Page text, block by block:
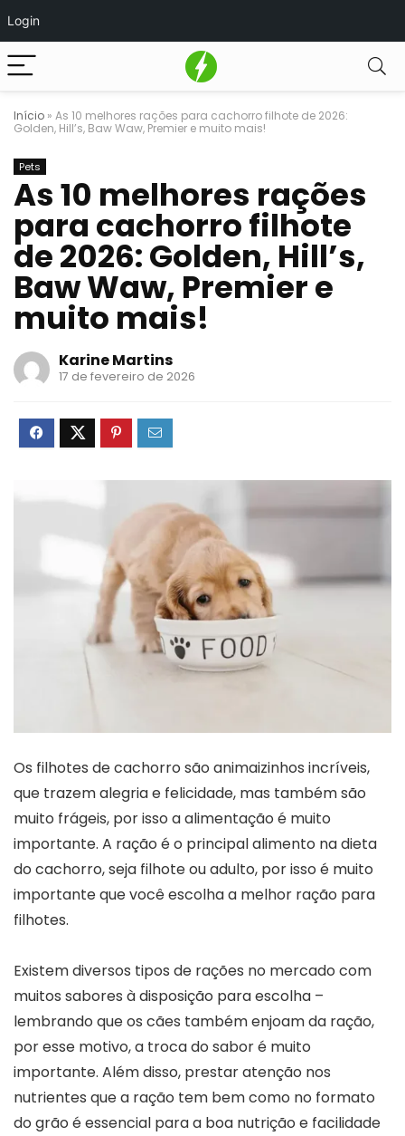
Login
Início » As 10 melhores rações para cachorro filhote de 2026:
Golden, Hill’s, Baw Waw, Premier e muito mais!
Pets
As 10 melhores rações
para cachorro filhote
de 2026: Golden, Hill’s,
Baw Waw, Premier e
muito mais!
Karine Martins
17 de fevereiro de 2026
Os filhotes de cachorro são animaizinhos incríveis,
que trazem alegria e felicidade, mas também são
muito frágeis, por isso a alimentação é muito
importante. A ração é o principal alimento na dieta
do cachorro, seja filhote ou adulto, por isso é muito
importante que você escolha a melhor ração para
filhotes.
Existem diversos tipos de rações no mercado com
muitos sabores à disposição para escolha –
lembrando que os cães também enjoam da ração,
por esse motivo, a troca do sabor é muito
importante. Além disso, prestar atenção nos
nutrientes que a ração tem bem como no formato
do grão é essencial para a boa nutrição e facilidade